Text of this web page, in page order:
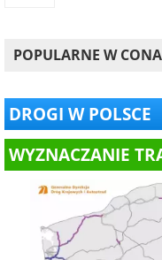
POPULARNE W
DROGI W POLSCE
WYZNACZANIE